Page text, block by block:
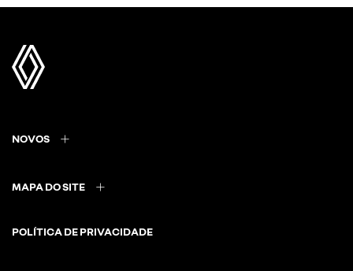
NOVOS
MAPA DO SITE
POLÍTICA DE PRIVACIDADE